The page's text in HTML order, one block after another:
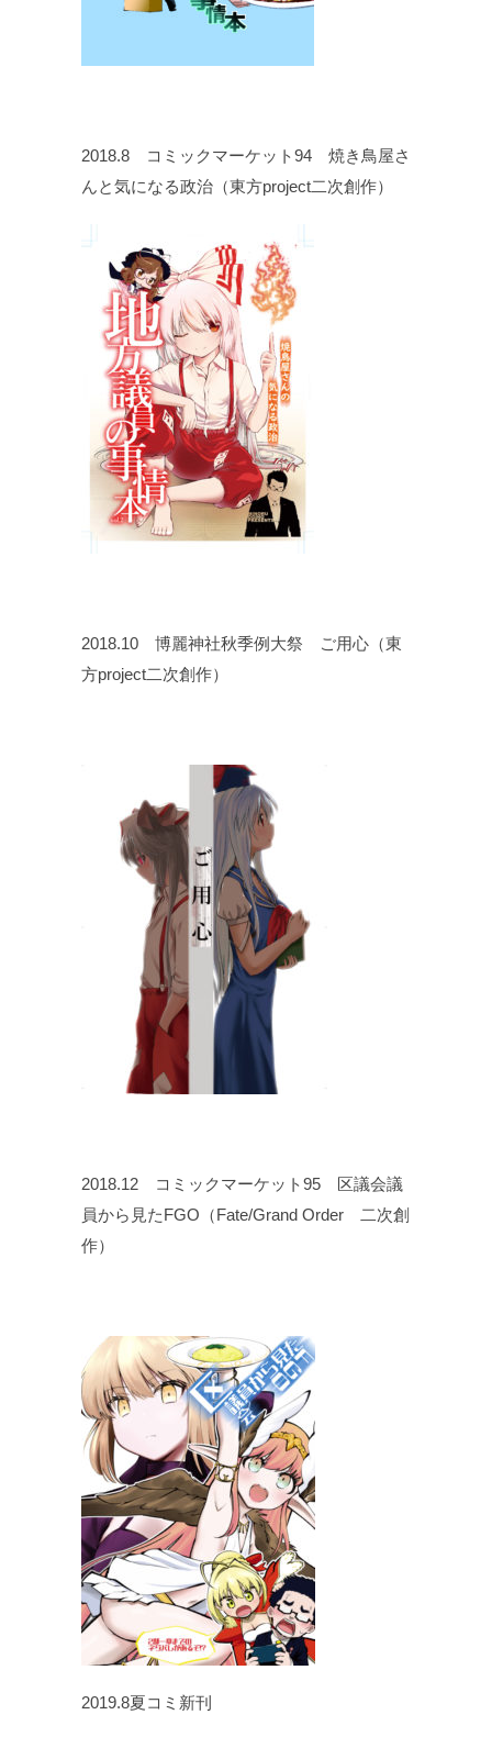
2018.8 コミックマーケット94 焼き鳥屋さ
んと気になる政治（東方project二次創作）
2018.10 博麗神社秋季例大祭 ご用心（東
方project二次創作）
2018.12 コミックマーケット95 区議会議
員から見たFGO（Fate/Grand Order 二次創
作）
2019.8夏コミ新刊